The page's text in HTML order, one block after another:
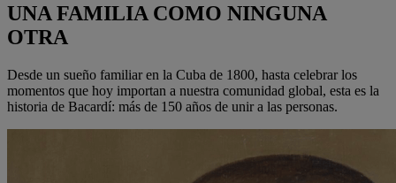
UNA FAMILIA COMO NINGUNA
OTRA
Desde un sueño familiar en la Cuba de 1800, hasta celebrar los
momentos que hoy importan a nuestra comunidad global, esta es la
historia de Bacardí: más de 150 años de unir a las personas.